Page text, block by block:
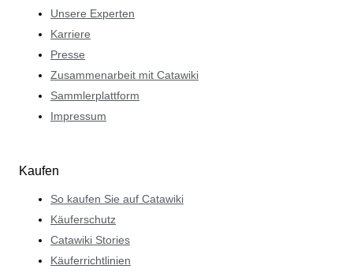
Unsere Experten
Karriere
Presse
Zusammenarbeit mit Catawiki
Sammlerplattform
Impressum
Kaufen
So kaufen Sie auf Catawiki
Käuferschutz
Catawiki Stories
Käuferrichtlinien